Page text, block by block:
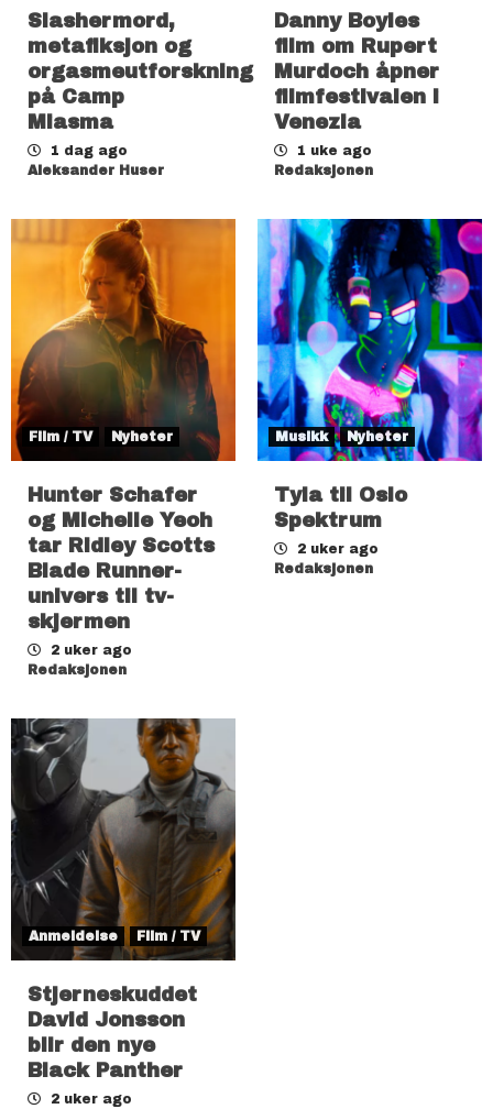
Slashermord,
metafiksjon og
orgasmeutforskning
på Camp
Miasma
1 dag ago
Aleksander Huser
Danny Boyles
film om Rupert
Murdoch åpner
filmfestivalen i
Venezia
1 uke ago
Redaksjonen
Film / TV Nyheter
Hunter Schafer
og Michelle Yeoh
tar Ridley Scotts
Blade Runner-
univers til tv-
skjermen
2 uker ago
Redaksjonen
Musikk Nyheter
Tyla til Oslo
Spektrum
2 uker ago
Redaksjonen
Anmeldelse Film / TV
Stjerneskuddet
David Jonsson
blir den nye
Black Panther
2 uker ago